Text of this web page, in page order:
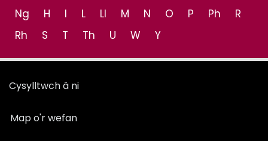
Ng
H I L Ll M N O P Ph
R
Rh
S T Th U W Y
Cysylltwch â ni
Map o'r wefan